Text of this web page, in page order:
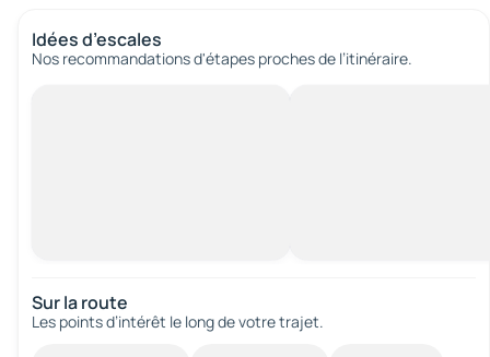
Idées d’escales
Nos recommandations d'étapes proches de l’itinéraire.
Sur la route
Les points d’intérêt le long de votre trajet.